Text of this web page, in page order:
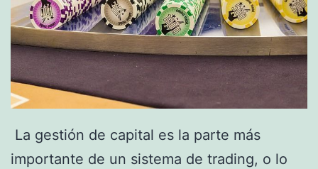
e
m
s
l
La gestión de capital es la parte más
importante de un sistema de trading, o lo